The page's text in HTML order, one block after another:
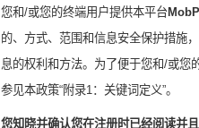
您和/或您的终端用户提供本平台
的、方式、范围和信息安全保护措施
息的权利和方法。为了便于您和/或您
参见本政策“附录1 ：关键词定义”。
您知晓并确认您在注册时已经阅读并